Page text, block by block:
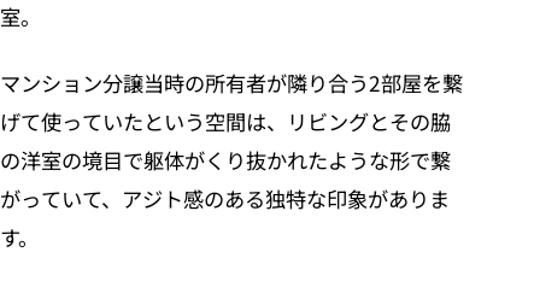
室。
マンション分譲当時の所有者が隣り合う2部屋を繋
げて使っていたという空間は、リビングとその脇
の洋室の境目で躯体がくり抜かれたような形で繋
がっていて、アジト感のある独特な印象がありま
す。